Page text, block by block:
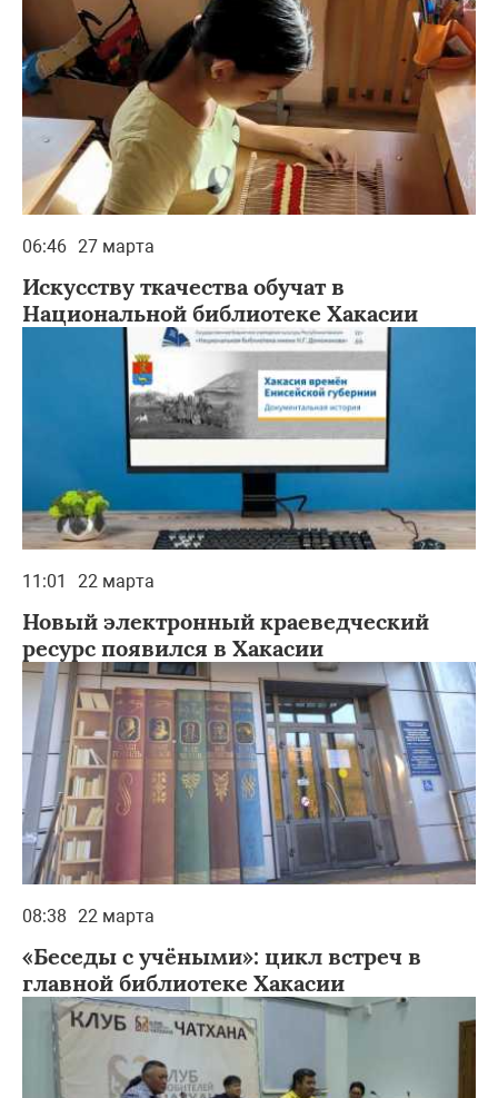
06:46 27 марта
Искусству ткачества обучат в
Национальной библиотеке Хакасии
11:01 22 марта
Новый электронный краеведческий
ресурс появился в Хакасии
08:38 22 марта
«Беседы с учёными»: цикл встреч в
главной библиотеке Хакасии